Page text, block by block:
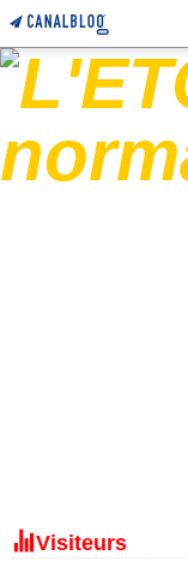
Visiteurs